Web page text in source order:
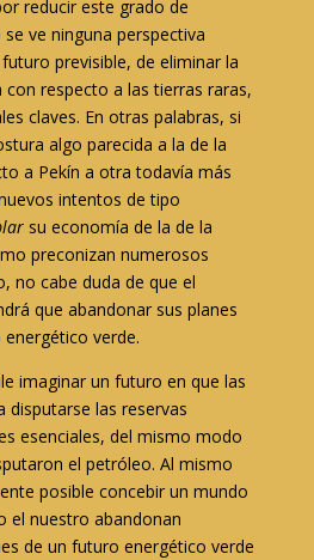
reducir este grado de
ve ninguna perspectiva
previsible, de eliminar la
con respecto a las tierras raras,
claves. En otras palabras, si
algo parecida a la de la
a Pekín a otra todavía más
intentos de tipo
su economía de la de la
preconizan numerosos
no cabe duda de que el
que abandonar sus planes
verde.
imaginar un futuro en que las
disputarse las reservas
esenciales, del mismo modo
el petróleo. Al mismo
posible concebir un mundo
el nuestro abandonan
de un futuro energético verde